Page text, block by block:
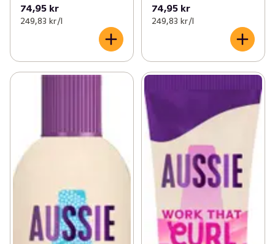
74,95 kr
249,83 kr /l
74,95 kr
249,83 kr /l